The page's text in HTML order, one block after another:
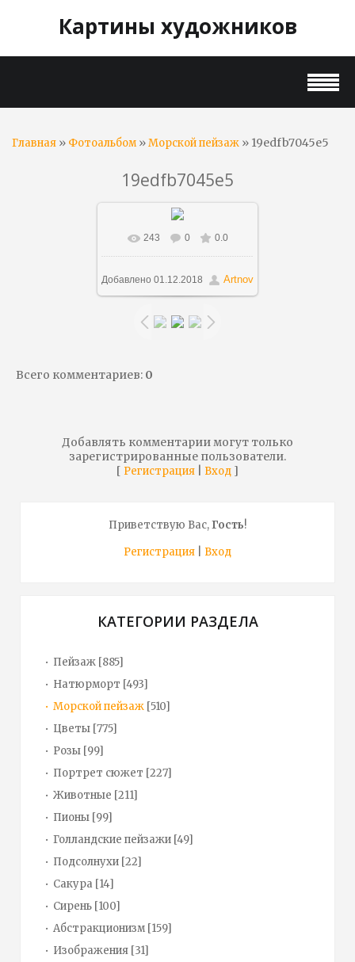
Картины художников
Главная » Фотоальбом»Морской пейзаж » 19edfb7045e5
19edfb7045e5
В реальном размере
1070x636 / 110.2Kb
243 0 0.0
Добавлено 01.12.2018 Artnov
Всего комментариев: 0
Добавлять комментарии могут только
зарегистрированные пользователи.
[ Регистрация Вход ]
Приветствую Вас,Гость!
Регистрация
Вход
КАТЕГОРИИ РАЗДЕЛА
Пейзаж [885]
Натюрморт [493]
Морской пейзаж [510]
Цветы [775]
Розы [99]
Портрет сюжет [227]
Животные [211]
Пионы [99]
Голландские пейзажи [49]
Подсолнухи [22]
Сакура [14]
Сирень [100]
Абстракционизм [159]
Изображения [31]